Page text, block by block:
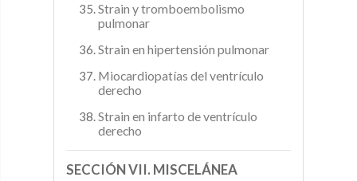
Strain y tromboembolismo
pulmonar
Strain en hipertensión pulmonar
Miocardiopatías del ventrículo
derecho
Strain en infarto de ventrículo
derecho
SECCIÓN VII. MISCELÁNEA